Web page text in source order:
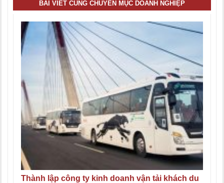
BÀI VIẾT CÙNG CHUYÊN MỤC DOANH NGHIỆP
Thành lập công ty kinh doanh vận tải khách du